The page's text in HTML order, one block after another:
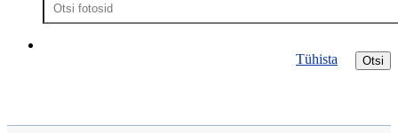
Otsi
Tühista